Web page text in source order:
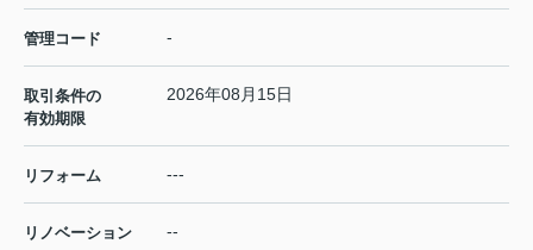
管理コード -
取引条件の
有効期限
2026年08月15日
リフォーム ---
リノベーション --